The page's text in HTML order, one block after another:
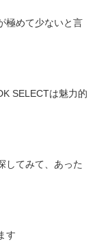
極めて少ないと言
SELECTは魅力的
してみて、あった
す